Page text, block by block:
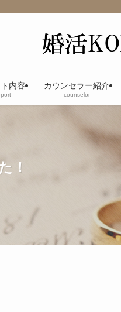
内容 カウンセラー紹介
counselor
！